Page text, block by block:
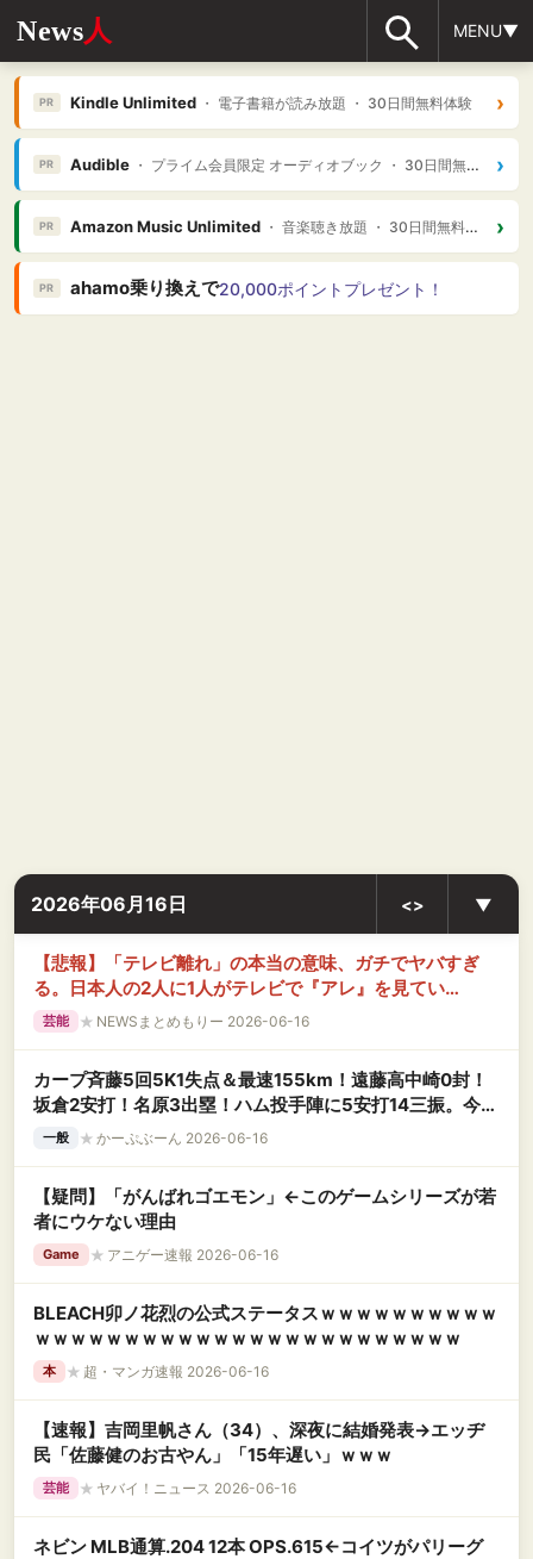
News人 MENU▼
PR Kindle Unlimited・ 電子書籍が読み放題 ・ 30日間無料体験 ›
PR Audible・ プライム会員限定 オーディオブック ・ 30日間無料体験 ›
PR Amazon Music Unlimited・ 音楽聴き放題 ・ 30日間無料体験 ›
PR ahamo乗り換えで20,000ポイントプレゼント！
2026年06月16日 <> ▼
【悲報】「テレビ離れ」の本当の意味、ガチでヤバすぎ
る。日本人の2人に1人がテレビで『アレ』を見てい
た・・・
芸能 ★ NEWSまとめもりー 2026-06-16
カープ斉藤5回5K1失点＆最速155km！遠藤高中崎0封！
坂倉2安打！名原3出塁！ハム投手陣に5安打14三振。今季
8度目の完封負け【広島0-2日ハム/試合結果】
一般 ★ かーぷぶーん 2026-06-16
【疑問】「がんばれゴエモン」←このゲームシリーズが若
者にウケない理由
Game ★ アニゲー速報 2026-06-16
BLEACH卯ノ花烈の公式ステータスｗｗｗｗｗｗｗｗｗｗ
ｗｗｗｗｗｗｗｗｗｗｗｗｗｗｗｗｗｗｗｗｗｗｗｗ
本 ★ 超・マンガ速報 2026-06-16
【速報】吉岡里帆さん（34）、深夜に結婚発表→エッヂ
民「佐藤健のお古やん」「15年遅い」ｗｗｗ
芸能 ★ ヤバイ！ニュース 2026-06-16
ネビン MLB通算.204 12本 OPS.615←コイツがパリーグ